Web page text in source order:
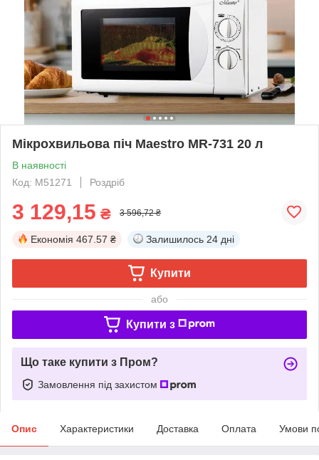
Мікрохвильова піч Maestro MR-731 20 л
В наявності
Код: М51271
Роздріб
3 129,15 ₴ 3 596,72 ₴
Економія 467.57 ₴ Залишилось 24 дні
Купити
або
Купити з
Що таке купити з Пром?
Замовлення під захистом
Опис Характеристики Доставка Оплата Умови